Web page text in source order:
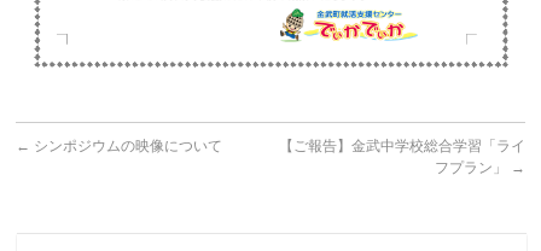
← シンポジウムの映像について
【ご報告】金武中学校総合学習「ライ
フプラン」
→